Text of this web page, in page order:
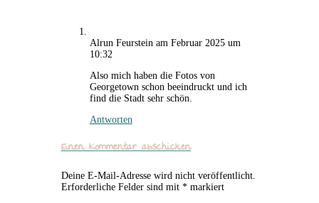
Alrun Feurstein am Februar 2025 um
10:32
Also mich haben die Fotos von
Georgetown schon beeindruckt und ich
find die Stadt sehr schön.
Antworten
Einen Kommentar abschicken
Deine E-Mail-Adresse wird nicht veröffentlicht.
Erforderliche Felder sind mit *markiert